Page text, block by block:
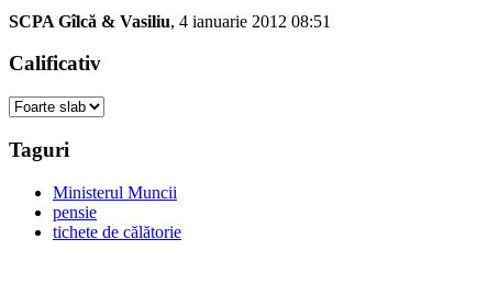
SCPA Gîlcă & Vasiliu, 4 ianuarie 2012 08:51
Calificativ
Taguri
Ministerul Muncii
pensie
tichete de călătorie